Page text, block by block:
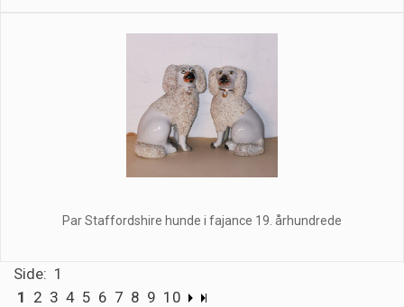
Par Staffordshire hunde i fajance 19. århundrede
Side: 1
1 2 3 4 5 6 7 8 9 10